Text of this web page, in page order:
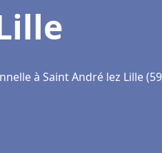
à Saint André lez Lille